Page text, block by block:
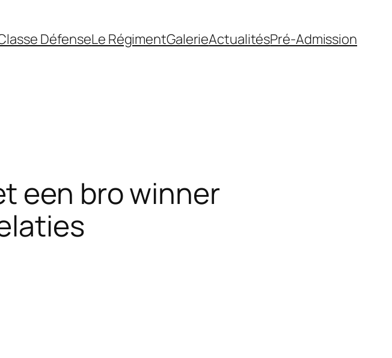
DéfenseLe RégimentGalerieActualitésPré-Admission
een bro winner